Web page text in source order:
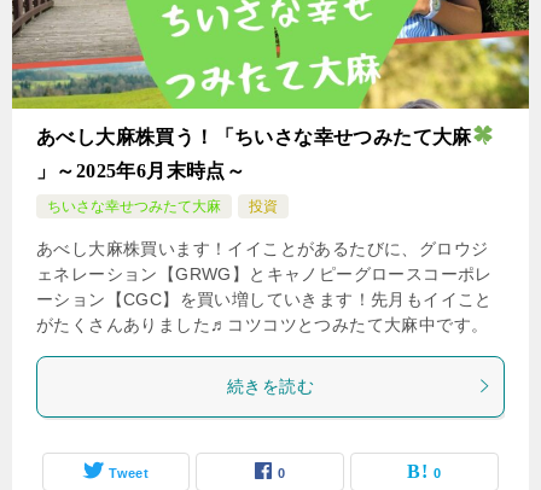
あべし大麻株買う！「ちいさな幸せつみたて大麻
」～2025年6月末時点～
ちいさな幸せつみたて大麻 投資
あべし大麻株買います！イイことがあるたびに、グロウジ
ェネレーション【GRWG】とキャノピーグロースコーポレ
ーション【CGC】を買い増していきます！先月もイイこと
がたくさんありました♬コツコツとつみたて大麻中です。
続きを読む
Tweet 0 0